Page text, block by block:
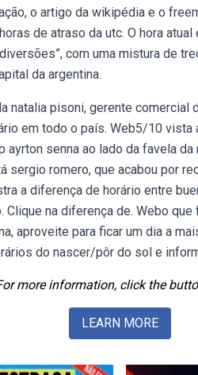
o artigo da wikipédia e o
de atraso da utc. O hora
com uma mistura de
da argentina.
pisoni, gerente comercial
em todo o país. Web5/10
senna ao lado da favela
sergio romero, que acabou por
a diferença de horário entre
na diferença de. Webo
aproveite para ficar um dia a
do nascer/pôr do sol e
more information, click the
LEARN MORE